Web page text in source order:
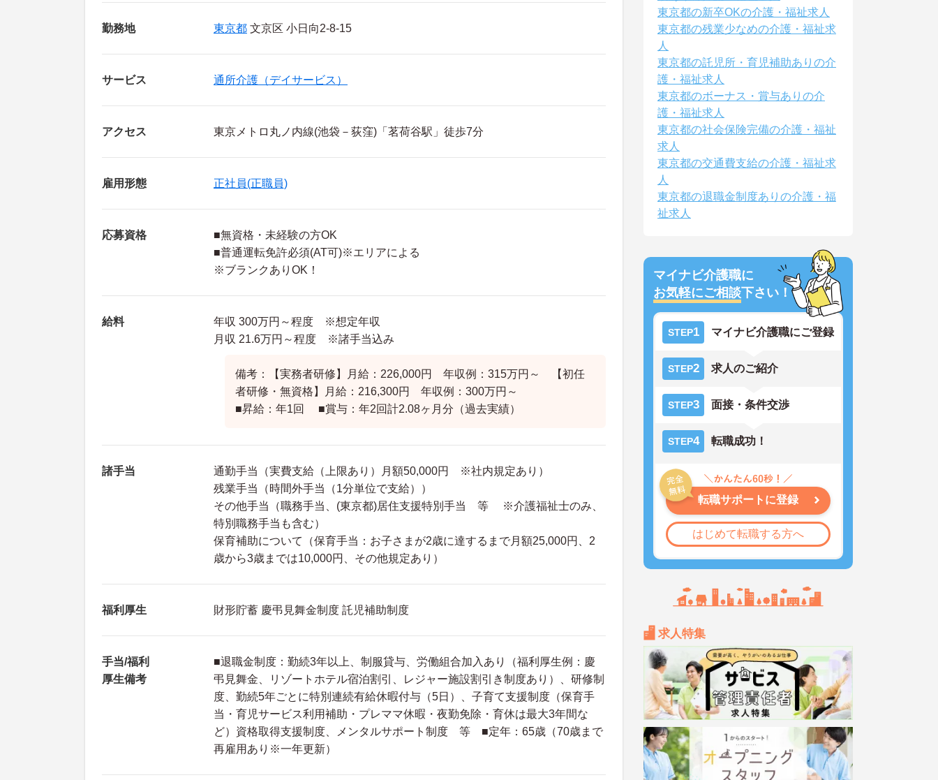
勤務地 東京都 文京区 小日向2-8-15
サービス 通所介護（デイサービス）
アクセス 東京メトロ丸ノ内線(池袋－荻窪)「茗荷谷駅」徒歩7分
雇用形態 正社員(正職員)
応募資格
■無資格・未経験の方OK
■普通運転免許必須(AT可)※エリアによる
※ブランクありOK！
給料
年収 300万円～程度 ※想定年収
月収 21.6万円～程度 ※諸手当込み
備考：【実務者研修】月給：226,000円 年収例：315万円～ 【初任
者研修・無資格】月給：216,300円 年収例：300万円～
■昇給：年1回 ■賞与：年2回計2.08ヶ月分（過去実績）
諸手当
通勤手当（実費支給（上限あり）月額50,000円 ※社内規定あり）
残業手当（時間外手当（1分単位で支給））
その他手当（職務手当、(東京都)居住支援特別手当 等 ※介護福祉士のみ、
特別職務手当も含む）
保育補助について（保育手当：お子さまが2歳に達するまで月額25,000円、2
歳から3歳までは10,000円、その他規定あり）
福利厚生 財形貯蓄 慶弔見舞金制度 託児補助制度
手当/福利
厚生備考
■退職金制度：勤続3年以上、制服貸与、労働組合加入あり（福利厚生例：慶
弔見舞金、リゾートホテル宿泊割引、レジャー施設割引き制度あり）、研修制
度、勤続5年ごとに特別連続有給休暇付与（5日）、子育て支援制度（保育手
当・育児サービス利用補助・プレママ休暇・夜勤免除・育休は最大3年間な
ど）資格取得支援制度、メンタルサポート制度 等 ■定年：65歳（70歳まで
再雇用あり※一年更新）
東京都の新卒OKの介護・福祉求人
東京都の残業少なめの介護・福祉求
人
東京都の託児所・育児補助ありの介
護・福祉求人
東京都のボーナス・賞与ありの介
護・福祉求人
東京都の社会保険完備の介護・福祉
求人
東京都の交通費支給の介護・福祉求
人
東京都の退職金制度ありの介護・福
祉求人
マイナビ介護職に
お気軽にご相談下さい！
STEP1 マイナビ介護職にご登録
STEP2 求人のご紹介
STEP3 面接・条件交渉
STEP4 転職成功！
転職サポートに登録
はじめて転職する方へ
求人特集